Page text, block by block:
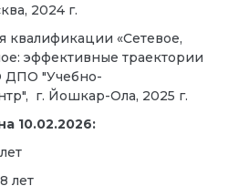
2024 г.
«Сетевое,
эффективные траектории
ДПО "Учебно-
г. Йошкар-Ола, 2025 г.
10.02.2026:
лет